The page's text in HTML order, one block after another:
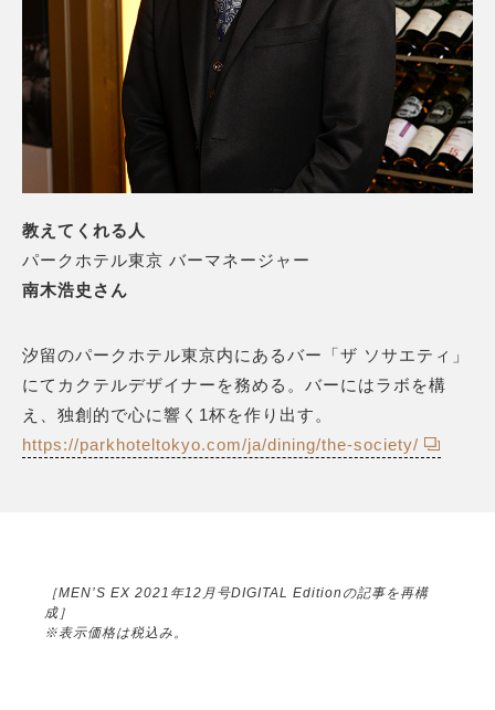
教えてくれる人
パークホテル東京 バーマネージャー
南木浩史さん
汐留のパークホテル東京内にあるバー「ザ ソサエティ」
にてカクテルデザイナーを務める。バーにはラボを構
え、独創的で心に響く1杯を作り出す。
https://parkhoteltokyo.com/ja/dining/the-society/
［MEN’S EX 2021年12月号DIGITAL Editionの記事を再構
成］
※表示価格は税込み。